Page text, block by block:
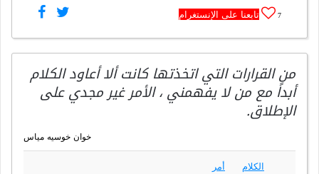
7 تابعنا على الإنستغرام
من القرارات التي اتخذتها كانت ألا أعاود الكلام
أبداً مع من لا يفهمني ، الأمر غير مجدي على
الإطلاق.
خوان خوسيه مياس
الكلام أمر